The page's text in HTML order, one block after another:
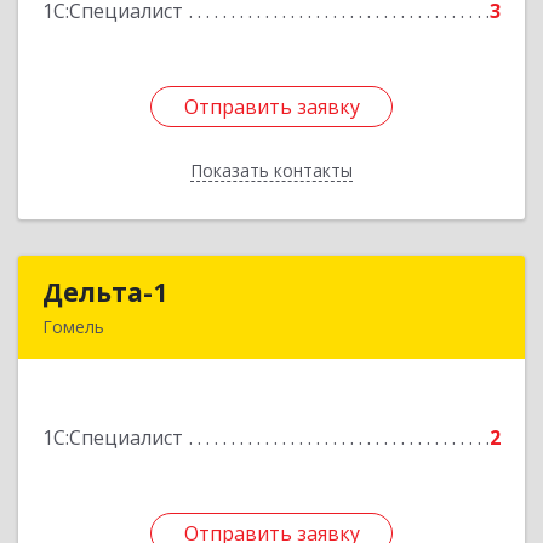
1С:Специалист 3
Отправить заявку
Показать контакты
Подробнее
Отправить заявку
Назад
Дельта-1
Гомель
1С:Специалист 2
Отправить заявку
Отправить заявку